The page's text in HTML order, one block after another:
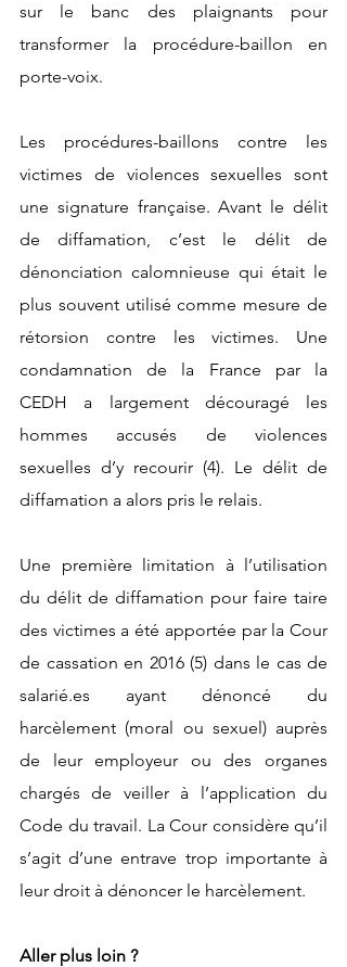
sur le banc des plaignants pour
transformer la procédure-baillon en
porte-voix.
Les procédures-baillons contre les
victimes de violences sexuelles sont
une signature française. Avant le délit
de diffamation, c’est le délit de
dénonciation calomnieuse qui était le
plus souvent utilisé comme mesure de
rétorsion contre les victimes. Une
condamnation de la France par la
CEDH a largement découragé les
hommes accusés de violences
sexuelles d’y recourir (4). Le délit de
diffamation a alors pris le relais.
Une première limitation à l’utilisation
du délit de diffamation pour faire taire
des victimes a été apportée par la Cour
de cassation en 2016 (5)
salarié.es ayant dénoncé du
harcèlement (moral ou sexuel) auprès
de leur employeur ou des organes
chargés de veiller à l’application du
Code du travail. La Cour considère qu’il
s’agit d’une entrave trop importante à
leur droit à dénoncer le harcèlement.
Aller plus loin ?